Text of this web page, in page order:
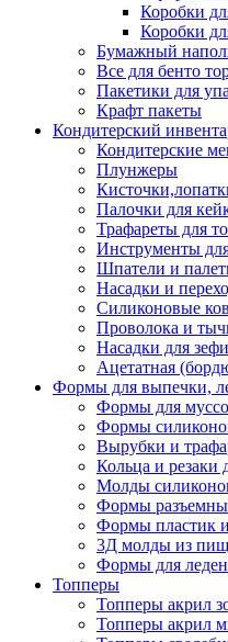
Коробки
Коробки
Бумажный
Все для бенто
Пакетики для
Крафт пакеты
Кондитерский
Кондитерские
Плунжеры
Палочки для
Трафареты для
Инструменты
Шпатели и
Насадки и
Силиконовые
Проволока и
Насадки для
Ацетатная
Формы для выпечки,
Формы для
Формы
Вырубки и
Кольца и резаки
Молды
Формы
Формы пластик
3Д молды из
Формы для
Топперы
Топперы акрил
Топперы акрил